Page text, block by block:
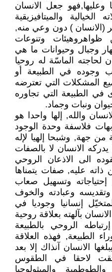
وعليها,فهو جعل الانسان
والميتافيزيقية
(الانسان ) دون وعي منه,
ظواهروهيئات وتنوعات
وجبال وحيوانات ما هي
لحاجته الماسّة له روحيا
وجوده في الطبيعة أو
المشكلات التي تعترضه
في الطبيعة التي تجاوره
ونبات وجماد.
والله, إلها واحدا هو
فلاسفة وحدة الوجود
من جهة, وشبحا إلهيا لإله
الانسان لا بالصفات
الى الاذعان الروحي
ذاته عليه, صفات يتمناها
وتسهيل صعاب
وعبادته والخوف
إنسانيا وجوديا في
بآلهته بعلاقة روحية
الروحي بالطبيعة
الطبيعة, فهذه العلاقة
الانسان آنذاك إلا بعد
لاحقا في الطقوس
والميثولوجيا